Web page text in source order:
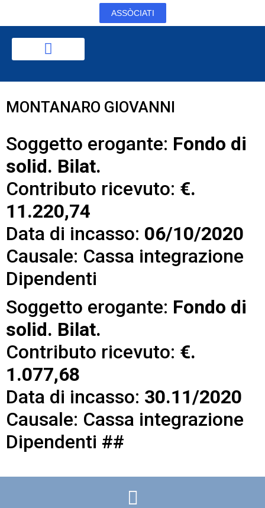
ASSÒCIATI
MONTANARO GIOVANNI
Soggetto erogante: Fondo di
solid. Bilat.
Contributo ricevuto: €.
11.220,74
Data di incasso: 06/10/2020
Causale: Cassa integrazione
Dipendenti
Soggetto erogante: Fondo di
solid. Bilat.
Contributo ricevuto: €.
1.077,68
Data di incasso: 30.11/2020
Causale: Cassa integrazione
Dipendenti ##